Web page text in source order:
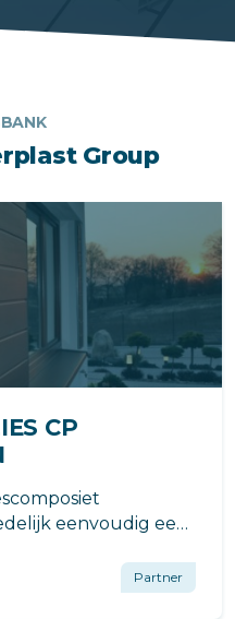
Group
CP
eenvoudig een
bijzonder langPartner